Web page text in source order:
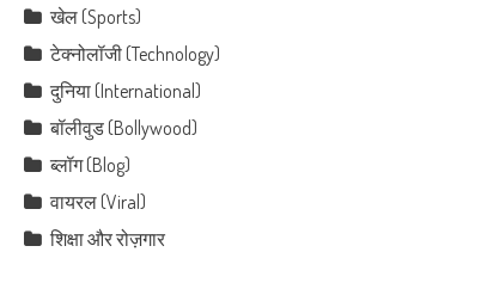
खेल (Sports)
टेक्नोलॉजी (Technology)
दुनिया (International)
बॉलीवुड (Bollywood)
ब्लॉग (Blog)
वायरल (Viral)
शिक्षा और रोज़गार